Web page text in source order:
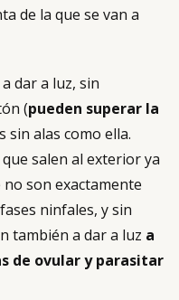
de la que se van a
dar a luz, sin
(pueden superar la
sin alas como ella.
salen al exterior ya
son exactamente
ninfales, y sin
también a dar a luz a
de ovular y parasitar